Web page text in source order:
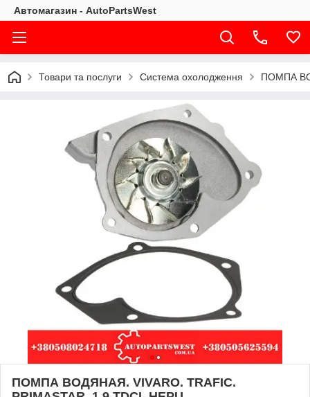
Автомагазин - AutoPartsWest
Товари та послуги Система охолодження ПОМПА
ПОМПА ВОДЯНАЯ. VIVARO. TRAFIC.